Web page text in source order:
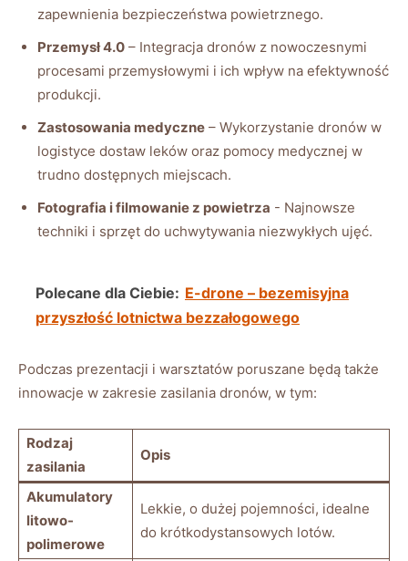
zapewnienia bezpieczeństwa powietrznego.
Przemysł 4.0 – Integracja dronów z ⁢nowoczesnymi‌
procesami przemysłowymi i ich ⁢wpływ⁤ na⁣ efektywność
⁢produkcji.
Zastosowania medyczne – Wykorzystanie dronów w
logistyce⁤ dostaw leków oraz​ pomocy medycznej w
trudno ⁣dostępnych miejscach.
Fotografia i ⁤filmowanie z powietrza ⁤-⁤ Najnowsze
techniki i sprzęt do uchwytywania ⁢niezwykłych ⁢ujęć.
Polecane dla Ciebie: E-drone – bezemisyjna
przyszłość lotnictwa bezzałogowego
Podczas prezentacji i warsztatów poruszane będą także
innowacje w zakresie zasilania dronów, w⁢ tym:
Rodzaj
zasilania
Opis
Akumulatory
litowo-
polimerowe
Lekkie,​ o dużej pojemności, idealne
do krótkodystansowych lotów.